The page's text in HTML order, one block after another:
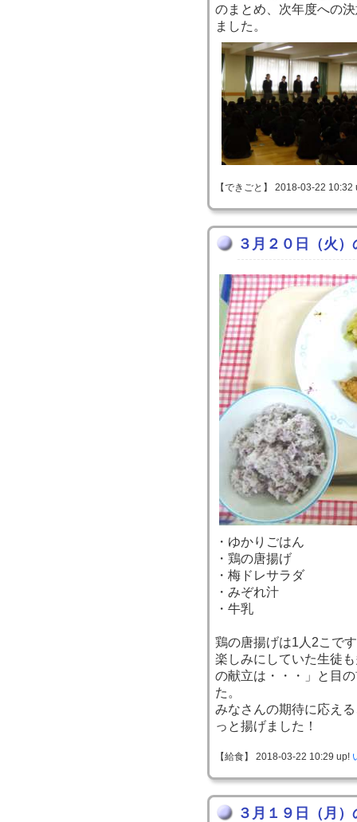
のまとめ、次年度への
ました。
【できごと】 2018-03-22
３月２０日（火）
・ゆかりごはん
・鶏の唐揚げ
・梅ドレサラダ
・みぞれ汁
・牛乳
鶏の唐揚げは1人2こで
楽しみにしていた生徒
の献立は・・・」と目
た。
みなさんの期待に応え
っと揚げました！
【給食】 2018-03-22 10:29 up!
３月１９日（月）